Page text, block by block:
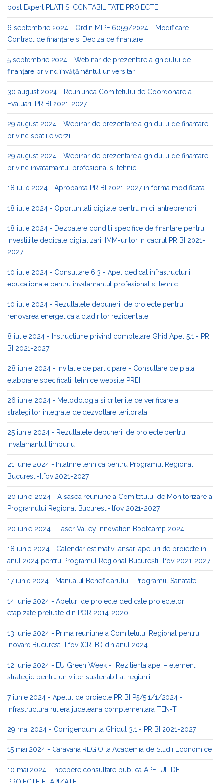
post Expert PLATI SI CONTABILITATE PROIECTE
6 septembrie 2024 - Ordin MIPE 6059/2024 - Modificare
Contract de finanţare si Deciza de finantare
5 septembrie 2024 - Webinar de prezentare a ghidului de
finanțare privind învățământul universitar
30 august 2024 - Reuniunea Comitetului de Coordonare a
Evaluarii PR BI 2021-2027
29 august 2024 - Webinar de prezentare a ghidului de finantare
privind spatiile verzi
29 august 2024 - Webinar de prezentare a ghidului de finantare
privind invatamantul profesional si tehnic
18 iulie 2024 - Aprobarea PR BI 2021-2027 in forma modificata
18 iulie 2024 - Oportunitati digitale pentru micii antreprenori
18 iulie 2024 - Dezbatere conditii specifice de finantare pentru
investitiile dedicate digitalizarii IMM-urilor in cadrul PR BI 2021-
2027
10 iulie 2024 - Consultare 6.3 - Apel dedicat infrastructurii
educationale pentru invatamantul profesional si tehnic
10 iulie 2024 - Rezultatele depunerii de proiecte pentru
renovarea energetica a cladirilor rezidentiale
8 iulie 2024 - Instructiune privind completare Ghid Apel 5.1 - PR
BI 2021-2027
28 iunie 2024 - Invitatie de participare - Consultare de piata
elaborare specificatii tehnice website PRBI
26 iunie 2024 - Metodologia si criteriile de verificare a
strategiilor integrate de dezvoltare teritoriala
25 iunie 2024 - Rezultatele depunerii de proiecte pentru
invatamantul timpuriu
21 iunie 2024 - Intalnire tehnica pentru Programul Regional
Bucuresti-Ilfov 2021-2027
20 iunie 2024 - A sasea reuniune a Comitetului de Monitorizare a
Programului Regional Bucuresti-Ilfov 2021-2027
20 iunie 2024 - Laser Valley Innovation Bootcamp 2024
18 iunie 2024 - Calendar estimativ lansari apeluri de proiecte în
anul 2024 pentru Programul Regional București-Ilfov 2021-2027
17 iunie 2024 - Manualul Beneficiarului - Programul Sanatate
14 iunie 2024 - Apeluri de proiecte dedicate proiectelor
etapizate preluate din POR 2014-2020
13 iunie 2024 - Prima reuniune a Comitetului Regional pentru
Inovare Bucuresti-Ilfov (CRI BI) din anul 2024
12 iunie 2024 - EU Green Week - ”Rezilienta apei – element
strategic pentru un viitor sustenabil al regiunii”
7 iunie 2024 - Apelul de proiecte PR BI P5/5.1/1/2024 -
Infrastructura rutiera judeteana complementara TEN-T
29 mai 2024 - Corrigendum la Ghidul 3.1 - PR BI 2021-2027
15 mai 2024 - Caravana REGIO la Academia de Studii Economice
10 mai 2024 - Incepere consultare publica APELUL DE